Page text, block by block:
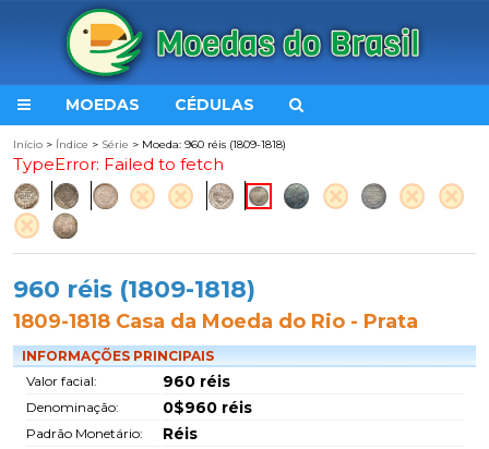
MOEDAS CÉDULAS
Início > Índice > Série > Moeda: 960 réis (1809-1818)
TypeError: Failed to fetch
960 réis (1809-1818)
1809-1818 Casa da Moeda do Rio - Prata
INFORMAÇÕES PRINCIPAIS
Valor facial:
960 réis
Denominação: 0$960 réis
Padrão Monetário: Réis